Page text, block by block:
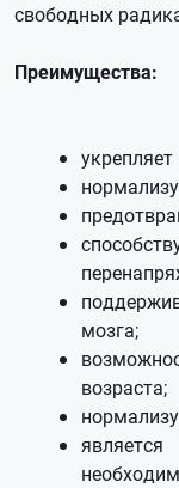
свободных
Преимущества:
мозга;
возраста;